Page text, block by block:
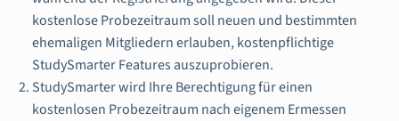
kostenlose Probezeitraum soll neuen und bestimmten
ehemaligen Mitgliedern erlauben, kostenpflichtige
StudySmarter Features auszuprobieren.
StudySmarter wird Ihre Berechtigung für einen
kostenlosen Probezeitraum nach eigenem Ermessen